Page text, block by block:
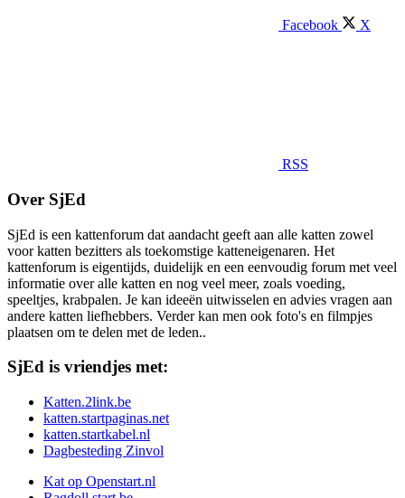
Facebook X
RSS
Over SjEd
SjEd is een kattenforum dat aandacht geeft aan alle katten zowel
voor katten bezitters als toekomstige katteneigenaren. Het
kattenforum is eigentijds, duidelijk en een eenvoudig forum met veel
informatie over alle katten en nog veel meer, zoals voeding,
speeltjes, krabpalen. Je kan ideeën uitwisselen en advies vragen aan
andere katten liefhebbers. Verder kan men ook foto's en filmpjes
plaatsen om te delen met de leden..
SjEd is vriendjes met:
Katten.2link.be
katten.startpaginas.net
katten.startkabel.nl
Dagbesteding Zinvol
Kat op Openstart.nl